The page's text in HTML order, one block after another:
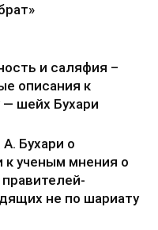
и саляфия –
описания к
— шейх Бухари
Бухари о
к ученым мнения о
не по шариату